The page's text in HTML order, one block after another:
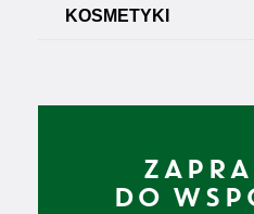
KOSMETYKI
DO